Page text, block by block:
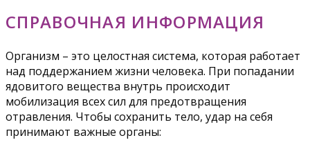
СПРАВОЧНАЯ ИНФОРМАЦИЯ
Организм – это целостная система, которая работает
над поддержанием жизни человека. При попадании
ядовитого вещества внутрь происходит
мобилизация всех сил для предотвращения
отравления. Чтобы сохранить тело, удар на себя
принимают важные органы: